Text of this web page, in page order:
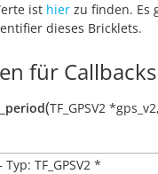
ist hier zu finden. Es
dieses Bricklets.
für Callbacks
(TF_GPSV2 *gps_v2
Typ: TF_GPSV2 *